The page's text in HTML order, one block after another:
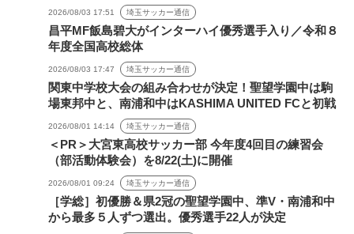
2026/08/03 17:51 埼玉サッカー通信
昌平MF飯島碧大がインターハイ優秀選手入り／令和８
年度全国高校総体
2026/08/03 17:47 埼玉サッカー通信
関東中学校大会の組み合わせが決定！聖望学園中は駒
場東邦中と、南浦和中はKASHIMA UNITED FCと初戦
2026/08/01 14:14 埼玉サッカー通信
＜PR＞大宮東高校サッカー部 今年度4回目の練習会
（部活動体験会）を8/22(土)に開催
2026/08/01 09:24 埼玉サッカー通信
［学総］初優勝＆県2冠の聖望学園中、準V・南浦和中
から最多５人ずつ選出。優秀選手22人が決定